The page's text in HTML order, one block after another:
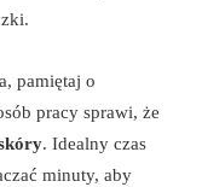
pamiętaj o
pracy sprawi, że
. Idealny czas
minuty, aby